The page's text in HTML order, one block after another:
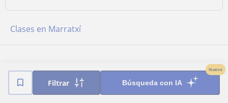
Filtrar Búsqueda con IA
Nuevo
Clases en Marratxí